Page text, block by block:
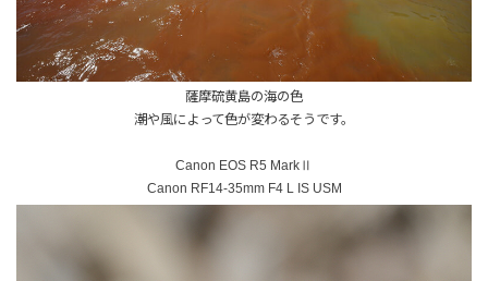
薩摩硫黄島の海の色
潮や風によって色が変わるそうです。
Canon EOS R5 MarkⅡ
Canon RF14-35mm F4 L IS USM